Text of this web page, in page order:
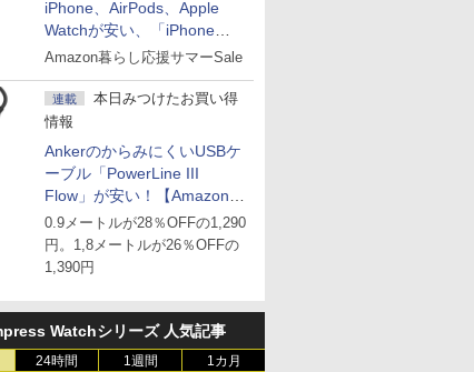
iPhone、AirPods、Apple
Watchが安い、「iPhone
Air」256GB版が139,800円な
Amazon暮らし応援サマーSale
連載
本日みつけたお買い得
情報
AnkerのからみにくいUSBケ
ーブル「PowerLine III
Flow」が安い！【Amazon暮
らし応援サマーSale】
0.9メートルが28％OFFの1,290
円。1,8メートルが26％OFFの
1,390円
Watchシリーズ 人気記事
24時間 1週間 1カ月